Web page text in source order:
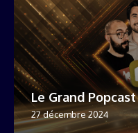
Le Grand
27 décembre 2024